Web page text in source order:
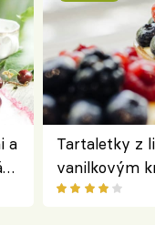
a
Tartaletky z
vanilkovým
ovocem